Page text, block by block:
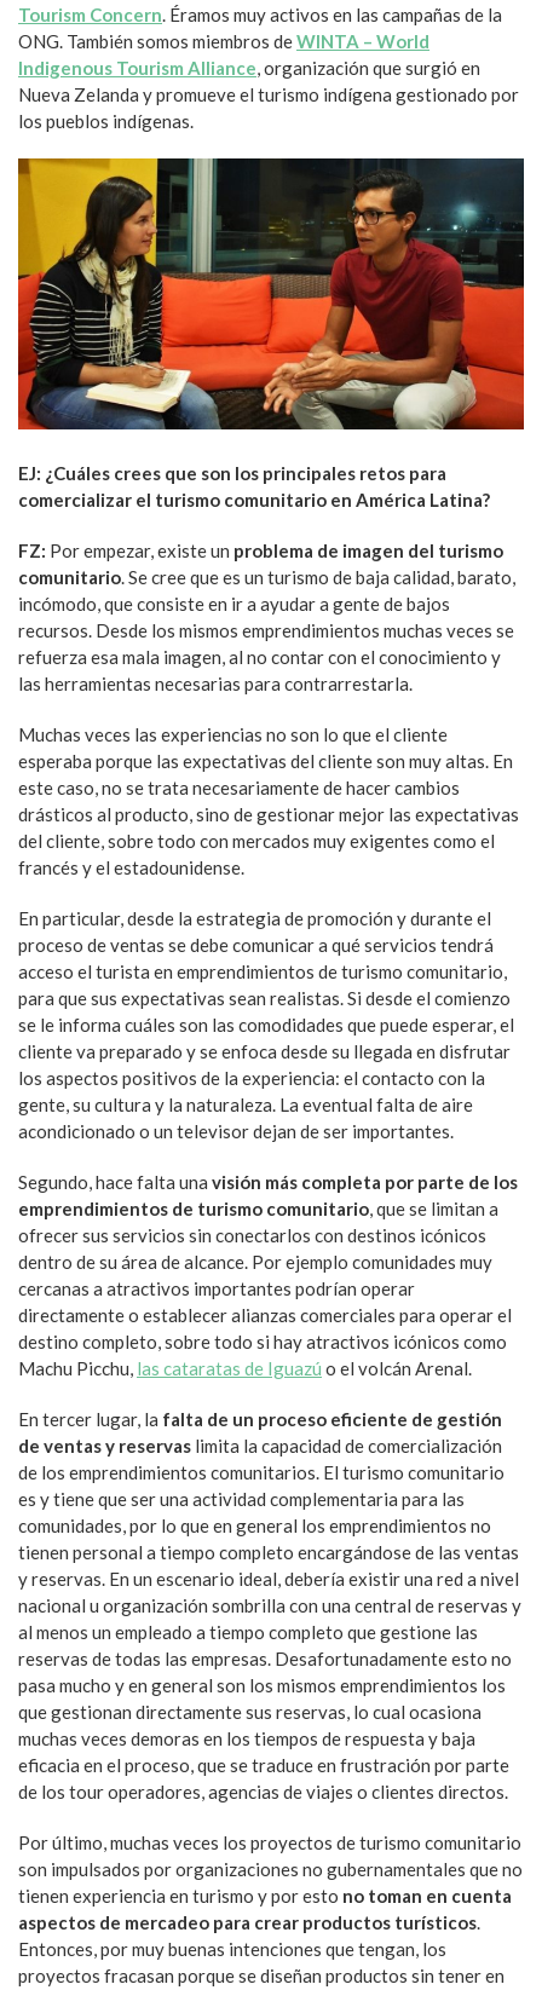
Tourism Concern. Éramos muy activos en las campañas de la
ONG. También somos miembros deWINTA – World
Indigenous Tourism Alliance, organización que surgió en
Nueva Zelanda y promueve el turismo indígena gestionado por
los pueblos indígenas.
EJ: ¿Cuáles crees que son los principales retos para
comercializar el turismo comunitario en América Latina?
FZ: Por empezar, existe un problema de imagen del turismo
comunitario. Se cree que es un turismo de baja calidad, barato,
incómodo, que consiste en ir a ayudar a gente de bajos
recursos. Desde los mismos emprendimientos muchas veces se
refuerza esa mala imagen, al no contar con el conocimiento y
las herramientas necesarias para contrarrestarla.
Muchas veces las experiencias no son lo que el cliente
esperaba porque las expectativas del cliente son muy altas. En
este caso, no se trata necesariamente de hacer cambios
drásticos al producto, sino de gestionar mejor las expectativas
del cliente, sobre todo con mercados muy exigentes como el
francés y el estadounidense.
En particular, desde la estrategia de promoción y durante el
proceso de ventas se debe comunicar a qué servicios tendrá
acceso el turista en emprendimientos de turismo comunitario,
para que sus expectativas sean realistas. Si desde el comienzo
se le informa cuáles son las comodidades que puede esperar, el
cliente va preparado y se enfoca desde su llegada en disfrutar
los aspectos positivos de la experiencia: el contacto con la
gente, su cultura y la naturaleza. La eventual falta de aire
acondicionado o un televisor dejan de ser importantes.
Segundo, hace falta una visión más completa por parte de los
emprendimientos de turismo comunitario, que se limitan a
ofrecer sus servicios sin conectarlos con destinos icónicos
dentro de su área de alcance. Por ejemplo comunidades muy
cercanas a atractivos importantes podrían operar
directamente o establecer alianzas comerciales para operar el
destino completo, sobre todo si hay atractivos icónicos como
Machu Picchu, las cataratas de Iguazú o el volcán Arenal.
En tercer lugar, la falta de un proceso eficiente de gestión
de ventas y reservas limita la capacidad de comercialización
de los emprendimientos comunitarios. El turismo comunitario
es y tiene que ser una actividad complementaria para las
comunidades, por lo que en general los emprendimientos no
tienen personal a tiempo completo encargándose de las ventas
y reservas. En un escenario ideal, debería existir una red a nivel
nacional u organización sombrilla con una central de reservas y
al menos un empleado a tiempo completo que gestione las
reservas de todas las empresas. Desafortunadamente esto no
pasa mucho y en general son los mismos emprendimientos los
que gestionan directamente sus reservas, lo cual ocasiona
muchas veces demoras en los tiempos de respuesta y baja
eficacia en el proceso, que se traduce en frustración por parte
de los tour operadores, agencias de viajes o clientes directos.
Por último, muchas veces los proyectos de turismo comunitario
son impulsados por organizaciones no gubernamentales que no
tienen experiencia en turismo y por esto no toman en cuenta
aspectos de mercadeo para crear productos turísticos.
Entonces, por muy buenas intenciones que tengan, los
proyectos fracasan porque se diseñan productos sin tener en